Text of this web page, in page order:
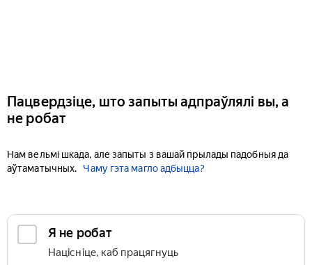
Пацвердзіце, што запыты адпраўлялі вы, а
не робат
Нам вельмі шкада, але запыты з вашай прылады падобныя да
аўтаматычных.
Чаму гэта магло адбыцца?
Я не робат
Націсніце, каб працягнуць